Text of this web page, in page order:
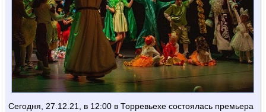
Сегодня, 27.12.21, в 12:00 в Торревьехе состоялась премьера